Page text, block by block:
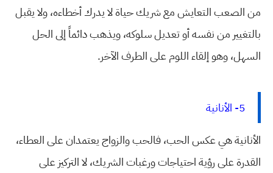
من الصعب التعايش مع شريك حياة لا يدرك أخطاءه، ولا يقبل
بالتغيير من نفسه أو تعديل سلوكه، ويذهب دائماً إلى الحل
السهل، وهو إلقاء اللوم على الطرف الآخر.
5- الأنانية
الأنانية هي عكس الحب، فالحب والزواج يعتمدان على العطاء،
القدرة على رؤية احتياجات ورغبات الشريك، لا التركيز على